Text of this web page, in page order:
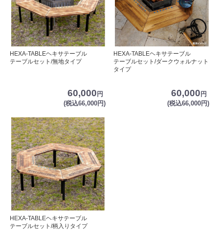
HEXA-TABLEヘキサテーブル
テーブルセット/無地タイプ
60,000円
(税込66,000円)
HEXA-TABLEヘキサテーブル
テーブルセット/ダークウォルナット
タイプ
60,000円
(税込66,000円)
HEXA-TABLEヘキサテーブル
テーブルセット/柄入りタイプ